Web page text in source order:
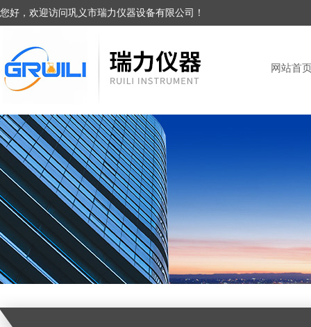
您好，欢迎访问巩义市瑞力仪器设备有限公司！
网站首